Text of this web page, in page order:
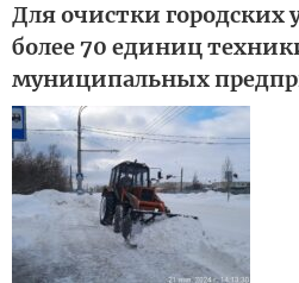
Для очистки городских
более 70 единиц
муниципальных